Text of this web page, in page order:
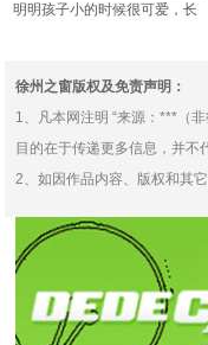
明明孩子小的时候很可爱，长
徐州之窗版权及免责声明：
1、凡本网注明 “来源：***（
目的在于传递更多信息，并不
2、如因作品内容、版权和其